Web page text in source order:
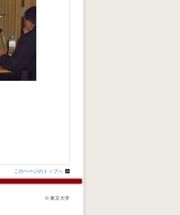
このページのトップへ
© 東京大学